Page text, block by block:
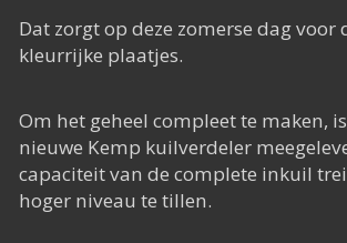
Dat zorgt op deze zomerse dag voor
kleurrijke plaatjes.
Om het geheel compleet te maken,
nieuwe Kemp kuilverdeler
capaciteit van de complete inkuil
hoger niveau te tillen.